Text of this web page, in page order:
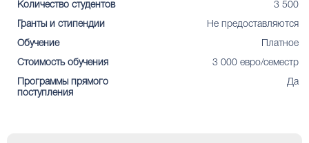
Количество студентов 3 500
Гранты и стипендии Не предоставляются
Обучение Платное
Стоимость обучения 3 000 евро/семестр
Программы прямого
поступления
Да